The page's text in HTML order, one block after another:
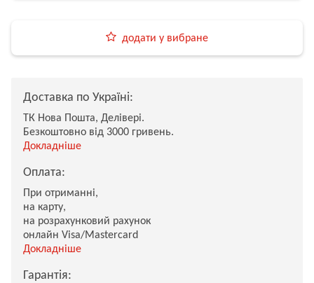
додати у вибране
Доставка по Україні:
ТК Нова Пошта, Делівері.
Безкоштовно від 3000 гривень.
Докладніше
Оплата:
При отриманні,
на карту,
на розрахунковий рахунок
онлайн Visa/Mastercard
Докладніше
Гарантія: